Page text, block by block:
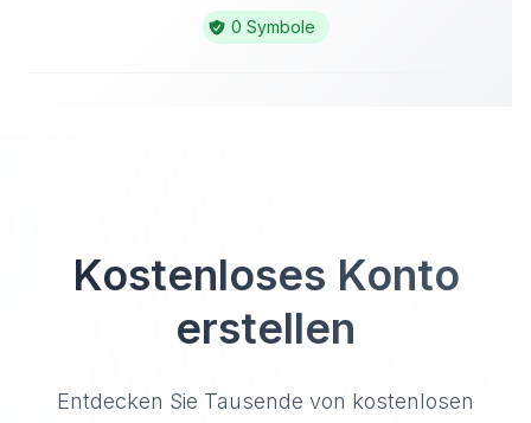
0 Symbole
Kostenloses Konto
erstellen
Entdecken Sie Tausende von kostenlosen